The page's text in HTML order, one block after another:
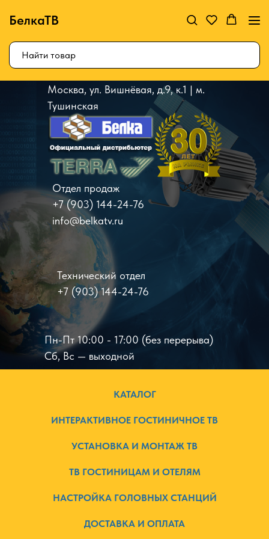
БелкаТВ
Москва, ул. Вишнёвая, д.9, к.1 | м.
Тушинская
Отдел продаж
+7 (903) 144-24-76
info@belkatv.ru
Пн-Пт 10:00 - 17:00 (без перерыва)
Сб, Вс — выходной
Технический отдел
+7 (903) 144-24-76
КАТАЛОГ
ИНТЕРАКТИВНОЕ ГОСТИНИЧНОЕ ТВ
УСТАНОВКА И МОНТАЖ ТВ
ТВ ГОСТИНИЦАМ И ОТЕЛЯМ
НАСТРОЙКА ГОЛОВНЫХ СТАНЦИЙ
ДОСТАВКА И ОПЛАТА